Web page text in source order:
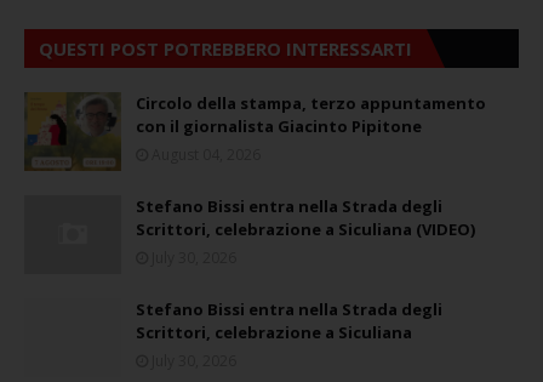
QUESTI POST POTREBBERO INTERESSARTI
Circolo della stampa, terzo appuntamento
con il giornalista Giacinto Pipitone
Stefano Bissi entra nella Strada degli
Scrittori, celebrazione a Siculiana (VIDEO)
Stefano Bissi entra nella Strada degli
Scrittori, celebrazione a Siculiana